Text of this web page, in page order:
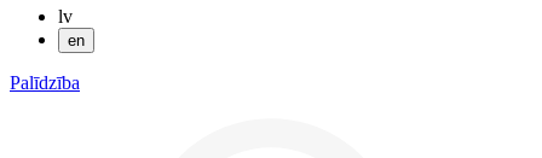
lv
en
Palīdzība